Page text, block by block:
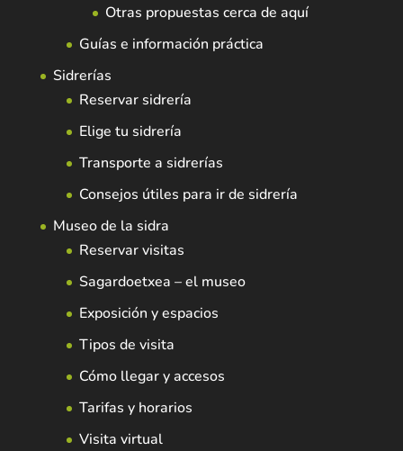
Otras propuestas cerca de aquí
Guías e información práctica
Sidrerías
Reservar sidrería
Elige tu sidrería
Transporte a sidrerías
Consejos útiles para ir de sidrería
Museo de la sidra
Reservar visitas
Sagardoetxea – el museo
Exposición y espacios
Tipos de visita
Cómo llegar y accesos
Tarifas y horarios
Visita virtual